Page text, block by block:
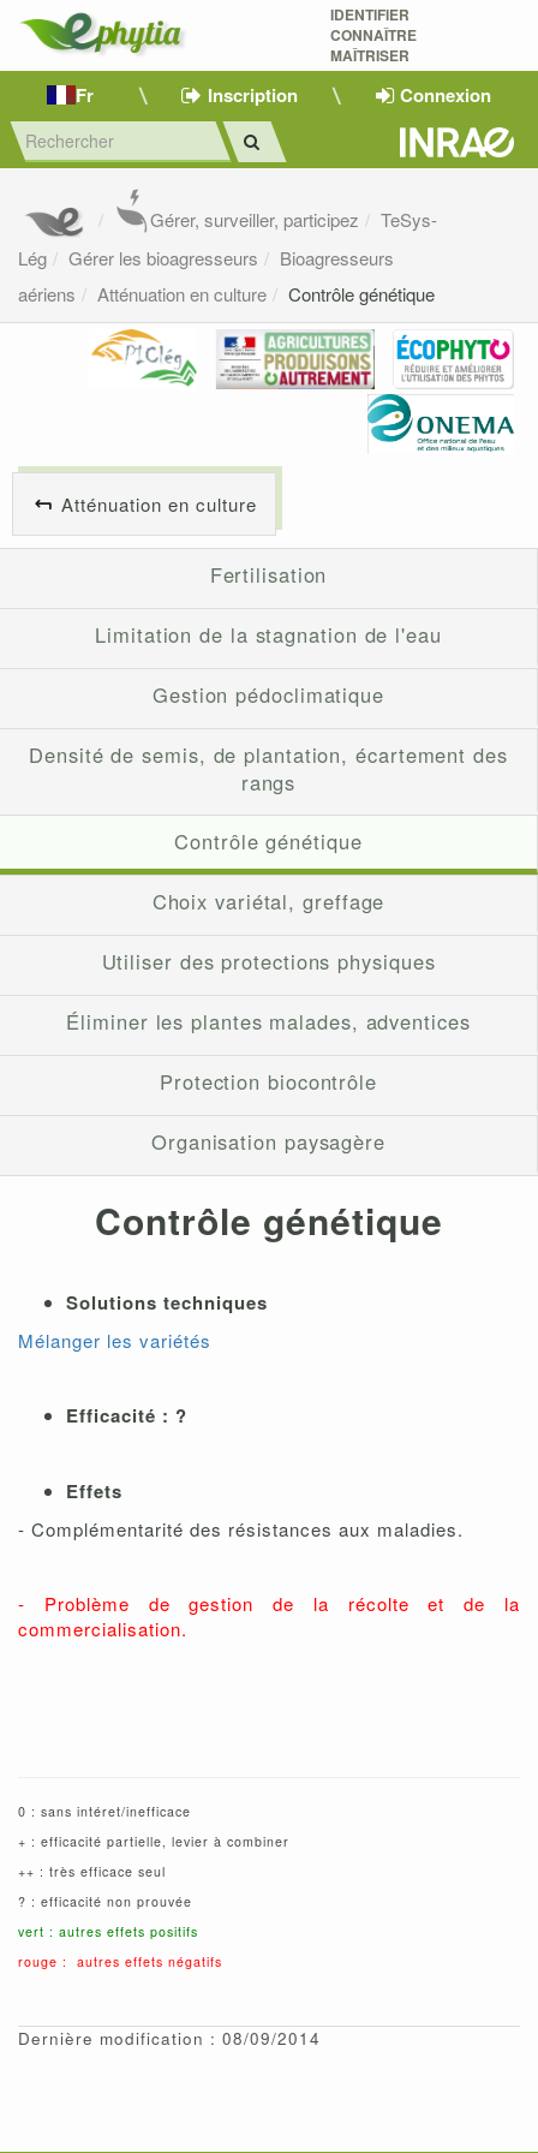
IDENTIFIER
CONNAÎTRE
MAÎTRISER
Fr Inscription Connexion
Gérer, surveiller, participez
TeSys-
Lég
Gérer les bioagresseurs
Bioagresseurs
aériens
Atténuation en culture Contrôle génétique
Atténuation en culture
Fertilisation
Limitation de la stagnation de l'eau
Gestion pédoclimatique
Densité de semis, de plantation, écartement des
rangs
Contrôle génétique
Choix variétal, greffage
Utiliser des protections physiques
Éliminer les plantes malades, adventices
Protection biocontrôle
Organisation paysagère
Contrôle génétique
Solutions techniques
Mélanger les variétés
Efficacité : ?
Effets
- Complémentarité des résistances aux maladies.
- Problème de gestion de la récolte et de la
commercialisation.
0 : sans intéret/inefficace
+ : efficacité partielle, levier à combiner
++ : très efficace seul
? : efficacité non prouvée
vert : autres effets positifs
rouge : autres effets négatifs
Dernière modification : 08/09/2014